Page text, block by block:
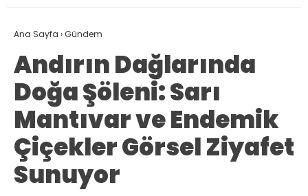
Ana Sayfa ›Gündem
Andırın Dağlarında
Doğa Şöleni: Sarı
Mantıvar ve Endemik
Çiçekler Görsel Ziyafet
Sunuyor